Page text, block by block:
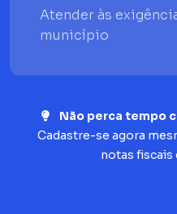
Atender às
município
Não perca tempo
Cadastre-se agora
notas fiscais